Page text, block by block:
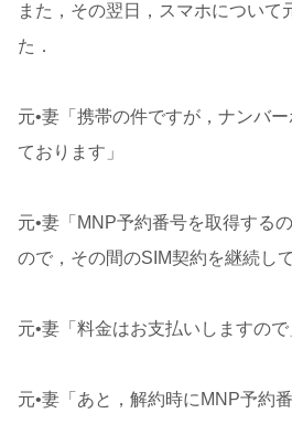
また，その翌日，スマホについて
た．
元•妻「携帯の件ですが，ナンバ
ております」
元•妻「MNP予約番号を取得する
ので，その間のSIM契約を継続し
元•妻「料金はお支払いしますので
元•妻「あと，解約時にMNP予約